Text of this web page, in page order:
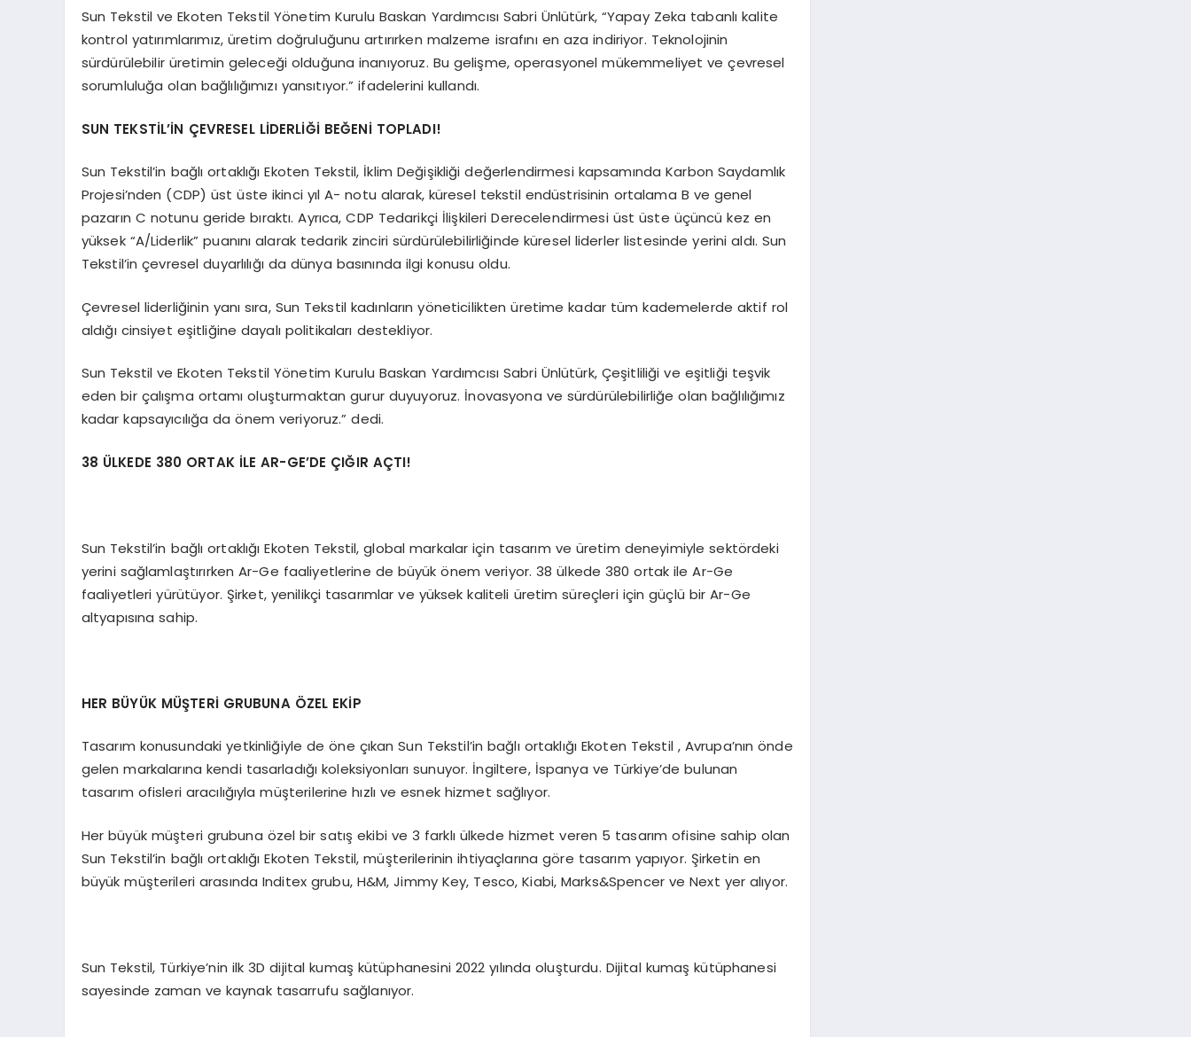
Sun Tekstil ve Ekoten Tekstil Yönetim Kurulu Baskan Yardımcısı Sabri Ünlütürk, “Yapay Zeka tabanlı kalite
kontrol yatırımlarımız, üretim doğruluğunu artırırken malzeme israfını en aza indiriyor. Teknolojinin
sürdürülebilir üretimin geleceği olduğuna inanıyoruz. Bu gelişme, operasyonel mükemmeliyet ve çevresel
sorumluluğa olan bağlılığımızı yansıtıyor.” ifadelerini kullandı.
SUN TEKSTİL’İN ÇEVRESEL LİDERLİĞİ BEĞENİ TOPLADI!
Sun Tekstil’in bağlı ortaklığı Ekoten Tekstil, İklim Değişikliği değerlendirmesi kapsamında Karbon Saydamlık
Projesi’nden (CDP) üst üste ikinci yıl A- notu alarak, küresel tekstil endüstrisinin ortalama B ve genel
pazarın C notunu geride bıraktı. Ayrıca, CDP Tedarikçi İlişkileri Derecelendirmesi üst üste üçüncü kez en
yüksek “A/Liderlik” puanını alarak tedarik zinciri sürdürülebilirliğinde küresel liderler listesinde yerini aldı. Sun
Tekstil’in çevresel duyarlılığı da dünya basınında ilgi konusu oldu.
Çevresel liderliğinin yanı sıra, Sun Tekstil kadınların yöneticilikten üretime kadar tüm kademelerde aktif rol
aldığı cinsiyet eşitliğine dayalı politikaları destekliyor.
Sun Tekstil ve Ekoten Tekstil Yönetim Kurulu Baskan Yardımcısı Sabri Ünlütürk, Çeşitliliği ve eşitliği teşvik
eden bir çalışma ortamı oluşturmaktan gurur duyuyoruz. İnovasyona ve sürdürülebilirliğe olan bağlılığımız
kadar kapsayıcılığa da önem veriyoruz.” dedi.
38 ÜLKEDE 380 ORTAK İLE AR-GE’DE ÇIĞIR AÇTI!
Sun Tekstil’in bağlı ortaklığı Ekoten Tekstil, global markalar için tasarım ve üretim deneyimiyle sektördeki
yerini sağlamlaştırırken Ar-Ge faaliyetlerine de büyük önem veriyor. 38 ülkede 380 ortak ile Ar-Ge
faaliyetleri yürütüyor. Şirket, yenilikçi tasarımlar ve yüksek kaliteli üretim süreçleri için güçlü bir Ar-Ge
altyapısına sahip.
HER BÜYÜK MÜŞTERİ GRUBUNA ÖZEL EKİP
Tasarım konusundaki yetkinliğiyle de öne çıkan Sun Tekstil’in bağlı ortaklığı Ekoten Tekstil , Avrupa’nın önde
gelen markalarına kendi tasarladığı koleksiyonları sunuyor. İngiltere, İspanya ve Türkiye’de bulunan
tasarım ofisleri aracılığıyla müşterilerine hızlı ve esnek hizmet sağlıyor.
Her büyük müşteri grubuna özel bir satış ekibi ve 3 farklı ülkede hizmet veren 5 tasarım ofisine sahip olan
Sun Tekstil’in bağlı ortaklığı Ekoten Tekstil, müşterilerinin ihtiyaçlarına göre tasarım yapıyor. Şirketin en
büyük müşterileri arasında Inditex grubu, H&M, Jimmy Key, Tesco, Kiabi, Marks&Spencer ve Next yer alıyor.
Sun Tekstil, Türkiye’nin ilk 3D dijital kumaş kütüphanesini 2022 yılında oluşturdu. Dijital kumaş kütüphanesi
sayesinde zaman ve kaynak tasarrufu sağlanıyor.